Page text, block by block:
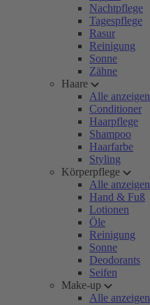
Nachtpflege
Tagespflege
Rasur
Reinigung
Sonne
Zähne
Haare
Alle anzeigen
Conditioner
Haarpflege
Shampoo
Haarfarbe
Styling
Körperpflege
Alle anzeigen
Hand & Fuß
Lotionen
Öle
Reinigung
Sonne
Deodorants
Seifen
Make-up
Alle anzeigen